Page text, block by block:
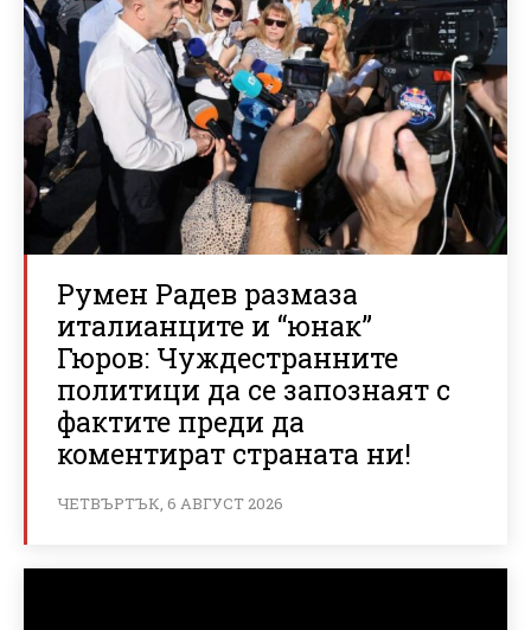
Румен Радев размаза
италианците и “юнак”
Гюров: Чуждестранните
политици да се запознаят с
фактите преди да
коментират страната ни!
ЧЕТВЪРТЪК, 6 АВГУСТ 2026